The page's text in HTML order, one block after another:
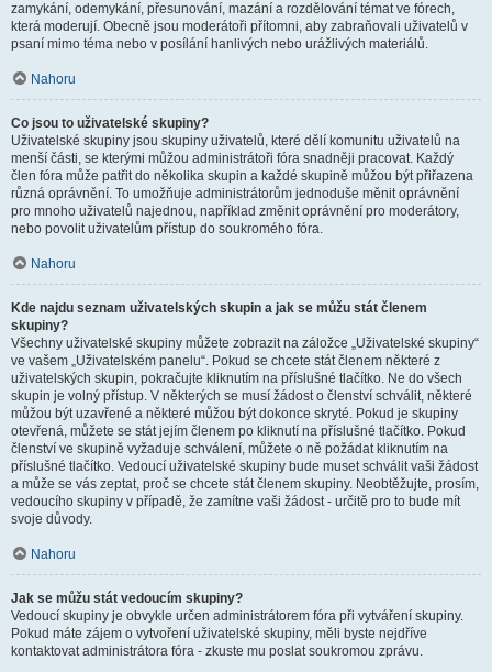
zamykání, odemykání, přesunování, mazání a rozdělování témat ve fórech,
která moderují. Obecně jsou moderátoři přítomni, aby zabraňovali uživatelů v
psaní mimo téma nebo v posílání hanlivých nebo urážlivých materiálů.
Nahoru
Co jsou to uživatelské skupiny?
Uživatelské skupiny jsou skupiny uživatelů, které dělí komunitu uživatelů na
menší části, se kterými můžou administrátoři fóra snadněji pracovat. Každý
člen fóra může patřit do několika skupin a každé skupině můžou být přiřazena
různá oprávnění. To umožňuje administrátorům jednoduše měnit oprávnění
pro mnoho uživatelů najednou, například změnit oprávnění pro moderátory,
nebo povolit uživatelům přístup do soukromého fóra.
Nahoru
Kde najdu seznam uživatelských skupin a jak se můžu stát členem
skupiny?
Všechny uživatelské skupiny můžete zobrazit na záložce „Uživatelské skupiny“
ve vašem „Uživatelském panelu“. Pokud se chcete stát členem některé z
uživatelských skupin, pokračujte kliknutím na příslušné tlačítko. Ne do všech
skupin je volný přístup. V některých se musí žádost o členství schválit, některé
můžou být uzavřené a některé můžou být dokonce skryté. Pokud je skupiny
otevřená, můžete se stát jejím členem po kliknutí na příslušné tlačítko. Pokud
členství ve skupině vyžaduje schválení, můžete o ně požádat kliknutím na
příslušné tlačítko. Vedoucí uživatelské skupiny bude muset schválit vaši žádost
a může se vás zeptat, proč se chcete stát členem skupiny. Neobtěžujte, prosím,
vedoucího skupiny v případě, že zamítne vaši žádost - určitě pro to bude mít
svoje důvody.
Nahoru
Jak se můžu stát vedoucím skupiny?
Vedoucí skupiny je obvykle určen administrátorem fóra při vytváření skupiny.
Pokud máte zájem o vytvoření uživatelské skupiny, měli byste nejdříve
kontaktovat administrátora fóra - zkuste mu poslat soukromou zprávu.